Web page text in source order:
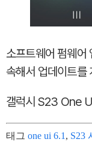
소프트웨어 펌웨어
속해서 업데이트를
갤럭시 S23 One
태그 one ui 6.1 , S23